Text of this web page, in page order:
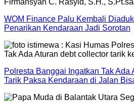
WOM Finance Palu Kembali
Penarikan Kendaraan Jadi Sorotan
Polresta Banggai Ingatkan Tak Ada
Tarik Paksa Kendaraan di Jalan